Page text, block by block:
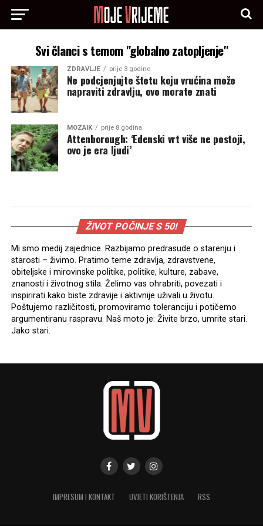
Svi članci s temom "globalno zatopljenje"
ZDRAVLJE prije 3 godine
Ne podcjenjujte štetu koju vrućina može
napraviti zdravlju, ovo morate znati
MOZAIK prije 8 godina
Attenborough: ‘Edenski vrt više ne postoji,
ovo je era ljudi’
ŽIVOT POČINJE S 50!
Mi smo medij zajednice. Razbijamo predrasude o starenju i
starosti – živimo. Pratimo teme zdravlja, zdravstvene,
obiteljske i mirovinske politike, politike, kulture, zabave,
znanosti i životnog stila. Želimo vas ohrabriti, povezati i
inspirirati kako biste zdravije i aktivnije uživali u životu.
Poštujemo različitosti, promoviramo toleranciju i potičemo
argumentiranu raspravu. Naš moto je: Živite brzo, umrite stari.
Jako stari.
IMPRESUM I KONTAKT UVJETI KORIŠTENJA RSS